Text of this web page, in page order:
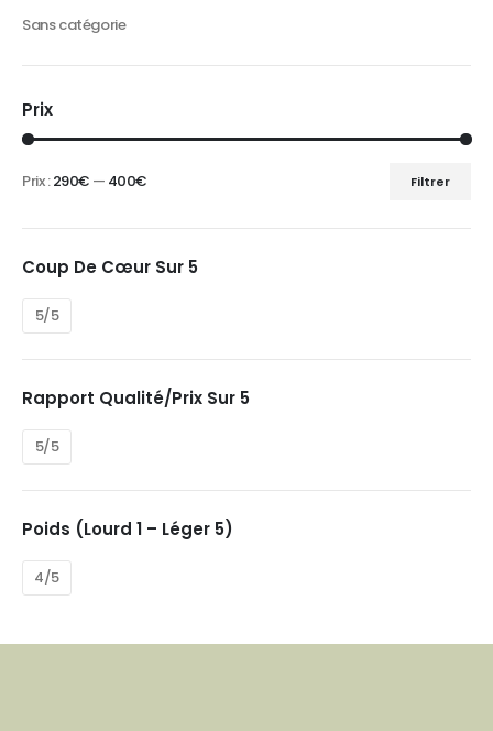
Sans catégorie
Prix
Filtrer
Prix :290€ — 400€
Coup De Cœur Sur 5
5/5
Rapport Qualité/prix Sur 5
5/5
Poids (Lourd 1 – Léger 5)
4/5